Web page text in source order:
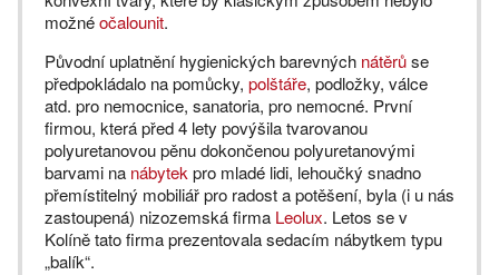
možnéočalounit.
Původní uplatnění hygienických barevných nátěrůse
předpokládalo na pomůcky, polštáře, podložky, válce
atd. pro nemocnice, sanatoria, pro nemocné. První
firmou, která před 4 lety povýšila tvarovanou
polyuretanovou pěnu dokončenou polyuretanovými
barvami na nábytek pro mladé lidi, lehoučký snadno
přemístitelný mobiliář pro radost a potěšení, byla (i u nás
zastoupená) nizozemská firma Leolux. Letos se v
Kolíně tato firma prezentovala sedacím nábytkem typu
„balík“.